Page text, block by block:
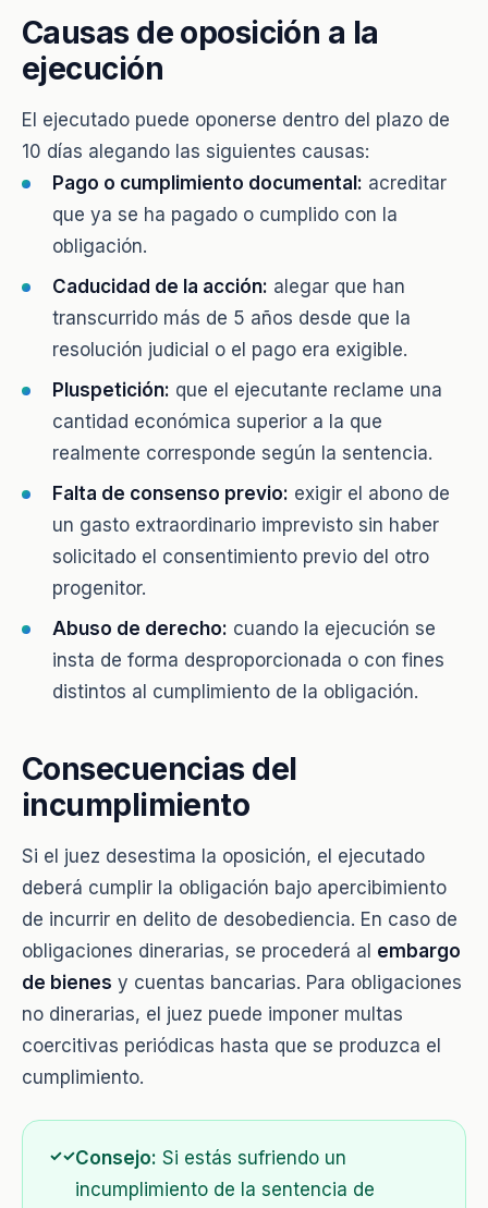
Causas de oposición a la
ejecución
El ejecutado puede oponerse dentro del plazo de
10 días alegando las siguientes causas:
Pago o cumplimiento documental: acreditar
que ya se ha pagado o cumplido con la
obligación.
Caducidad de la acción: alegar que han
transcurrido más de 5 años desde que la
resolución judicial o el pago era exigible.
Pluspetición: que el ejecutante reclame una
cantidad económica superior a la que
realmente corresponde según la sentencia.
Falta de consenso previo: exigir el abono de
un gasto extraordinario imprevisto sin haber
solicitado el consentimiento previo del otro
progenitor.
Abuso de derecho: cuando la ejecución se
insta de forma desproporcionada o con fines
distintos al cumplimiento de la obligación.
Consecuencias del
incumplimiento
Si el juez desestima la oposición, el ejecutado
deberá cumplir la obligación bajo apercibimiento
de incurrir en delito de desobediencia. En caso de
obligaciones dinerarias, se procederá al embargo
de bienes y cuentas bancarias. Para obligaciones
no dinerarias, el juez puede imponer multas
coercitivas periódicas hasta que se produzca el
cumplimiento.
✓Consejo: Si estás sufriendo un
incumplimiento de la sentencia de